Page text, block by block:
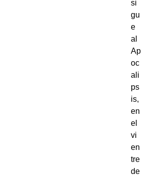
si
gu
e
al
Ap
oc
ali
ps
is,
en
el
vi
en
tre
de